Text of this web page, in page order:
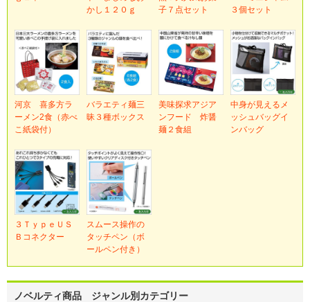
かし１２０ｇ
子７点セット
３個セット
河京 喜多方ラ
ーメン2食（赤べ
こ紙袋付）
バラエティ麺三
昧３種ボックス
美味探求アジア
ンフード 炸醤
麺２食組
中身が見えるメ
ッシュバッグイ
ンバッグ
３ＴｙｐｅＵＳ
Ｂコネクター
スムース操作の
タッチペン（ボ
ールペン付き）
ノベルティ商品 ジャンル別カテゴリー